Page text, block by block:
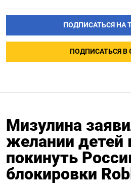
ПОДПИСАТЬСЯ НА
ПОДПИСАТЬСЯ В
Мизулина
желании детей
покинуть
блокировки